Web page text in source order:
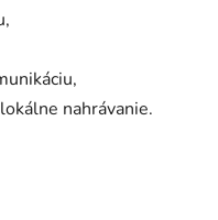
nahrávanie.